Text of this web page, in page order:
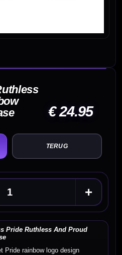
€ 24.95
TERUG
Pride Ruthless And Proud
Pride rainbow logo design
+